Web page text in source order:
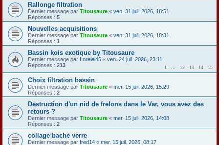
Rallonge filtration
Dernier message par Titousaure « ven. 31 juil. 2026, 18:51
Réponses : 5
Nouvelles acquisitions
Dernier message par Titousaure « ven. 31 juil. 2026, 18:31
Réponses : 1
Bassin kois exotique by Titousaure
Dernier message par Lorelei45 « ven. 24 juil. 2026, 23:11
Réponses : 213 1 … 12 13 14 15
Choix filtration bassin
Dernier message par Titousaure « mer. 15 juil. 2026, 15:29
Réponses : 2
Destruction d'un nid de frelons dans le Var, vous avez des
retours ?
Dernier message par Titousaure « mer. 15 juil. 2026, 14:08
Réponses : 2
collage bache verre
Dernier message par fred14 « mer. 15 juil. 2026, 08:17